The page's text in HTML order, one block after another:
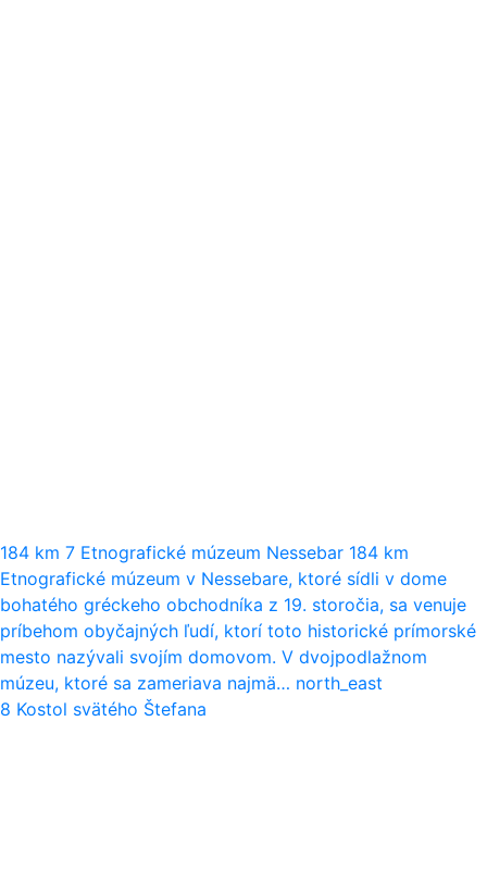
184 km 7 Etnografické múzeum Nessebar 184 km
Etnografické múzeum v Nessebare, ktoré sídli v dome
bohatého gréckeho obchodníka z 19. storočia, sa venuje
príbehom obyčajných ľudí, ktorí toto historické prímorské
mesto nazývali svojím domovom. V dvojpodlažnom
múzeu, ktoré sa zameriava najmä… north_east
8 Kostol svätého Štefana